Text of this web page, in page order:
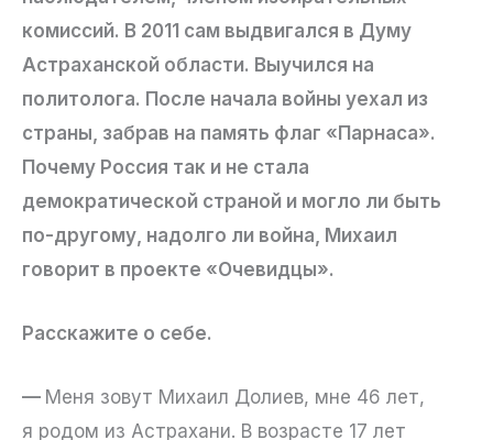
комиссий. В 2011 сам выдвигался в Думу
Астраханской области. Выучился на
политолога. После начала войны уехал из
страны, забрав на память флаг «Парнаса».
Почему Россия так и не стала
демократической страной и могло ли быть
по-другому, надолго ли война, Михаил
говорит в проекте «Очевидцы».
Расскажите о себе.
— Меня зовут Михаил Долиев, мне 46 лет,
я родом из Астрахани. В возрасте 17 лет